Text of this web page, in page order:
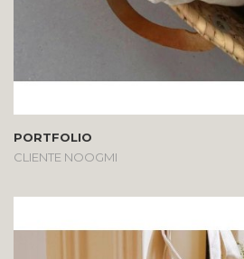
PORTFOLIO
CLIENTE NOOGMI